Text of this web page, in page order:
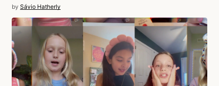
by Sávio Hatherly